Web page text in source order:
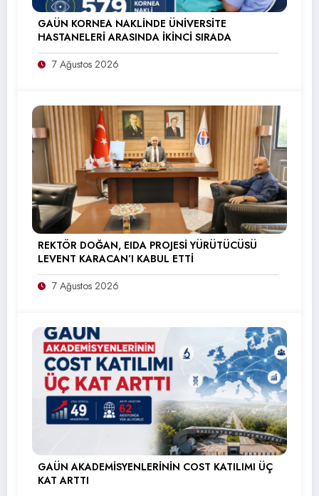
GAÜN KORNEA NAKLİNDE ÜNİVERSİTE
HASTANELERİ ARASINDA İKİNCİ SIRADA
7 Ağustos 2026
REKTÖR DOĞAN, EIDA PROJESİ YÜRÜTÜCÜSÜ
LEVENT KARACAN’I KABUL ETTİ
7 Ağustos 2026
GAÜN AKADEMİSYENLERİNİN COST KATILIMI ÜÇ
KAT ARTTI